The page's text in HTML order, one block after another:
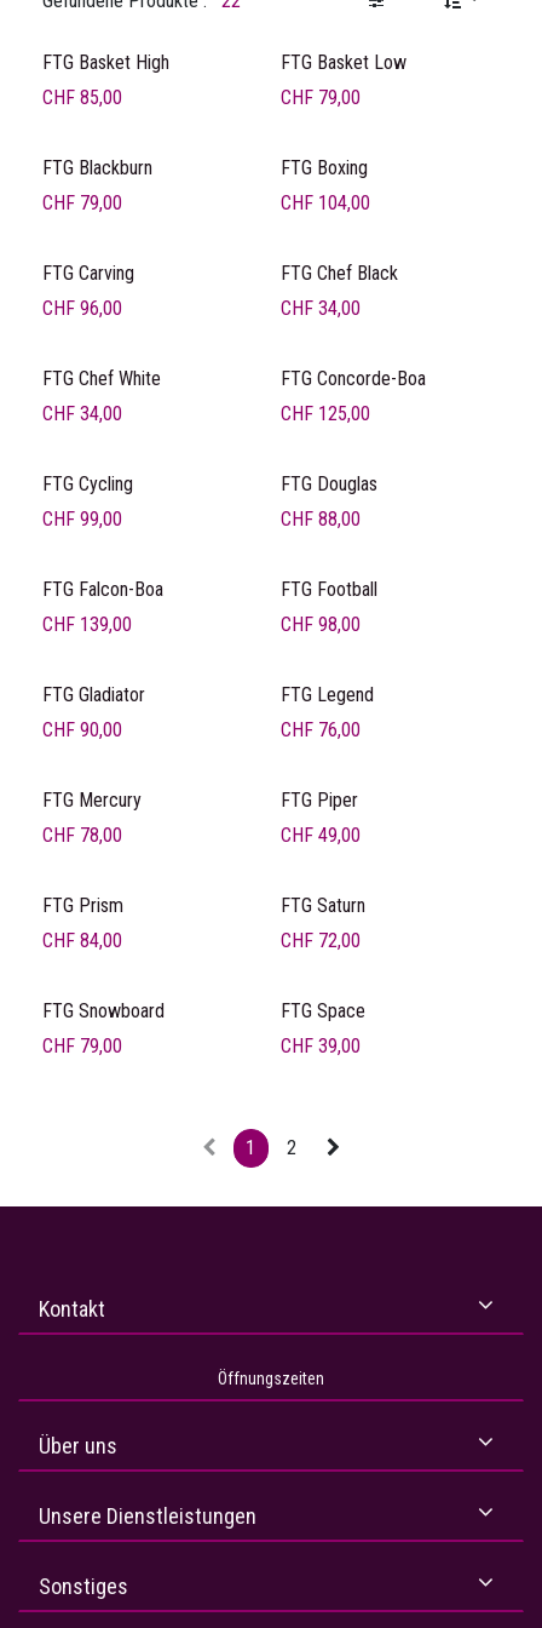
FTG Basket High
CHF 85,00
FTG Basket Low
CHF 79,00
FTG Blackburn
CHF 79,00
FTG Boxing
CHF 104,00
FTG Carving
CHF 96,00
FTG Chef Black
CHF 34,00
FTG Chef White
CHF 34,00
FTG Concorde-Boa
CHF 125,00
FTG Cycling
CHF 99,00
FTG Douglas
CHF 88,00
FTG Falcon-Boa
CHF 139,00
FTG Football
CHF 98,00
FTG Gladiator
CHF 90,00
FTG Legend
CHF 76,00
FTG Mercury
CHF 78,00
FTG Piper
CHF 49,00
FTG Prism
CHF 84,00
FTG Saturn
CHF 72,00
FTG Snowboard
CHF 79,00
FTG Space
CHF 39,00
1 2
Kontakt
Öffnungszeiten
Über uns
Unsere Dienstleistungen
Sonstiges